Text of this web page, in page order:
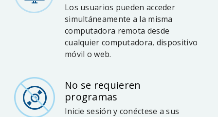
Los usuarios pueden acceder
simultáneamente a la misma
computadora remota desde
cualquier computadora, dispositivo
móvil o web.
No se requieren
programas
Inicie sesión y conéctese a sus